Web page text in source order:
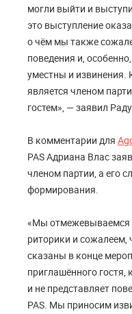
могли выйти и
это выступление
о чём мы также
поведения и,
уместны и извинения.
является членом
гостем», — заявил
В комментарии для
PAS Aдрианa Влас
членом партии, а его
формирования.
«Мы отмежевываемся
риторики и
сказаны в конце
приглашённого гостя,
и не представляет
PAS. Мы приносим